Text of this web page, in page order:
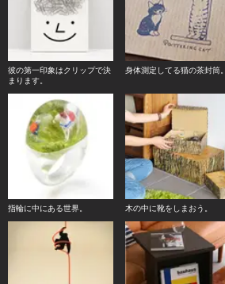
彼の第一印象はクリップで決
まります。
身体測定してる猫の茶封筒。
指輪に中にある世界。 木の中に靴をしまおう。